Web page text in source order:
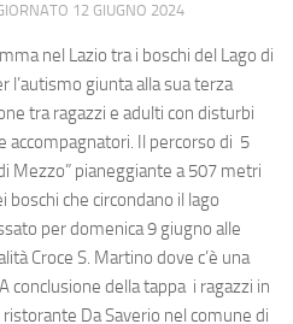
12 GIUGNO 2024
nel Lazio tra i boschi del Lago di
l’autismo giunta alla sua terza
tra ragazzi e adulti con disturbi
Il percorso di 5
Mezzo” pianeggiante a 507 metri
che circondano il lago
per domenica 9 giugno alle
Croce S. Martino dove c’è una
conclusione della tappa i ragazzi in
Da Saverio nel comune di